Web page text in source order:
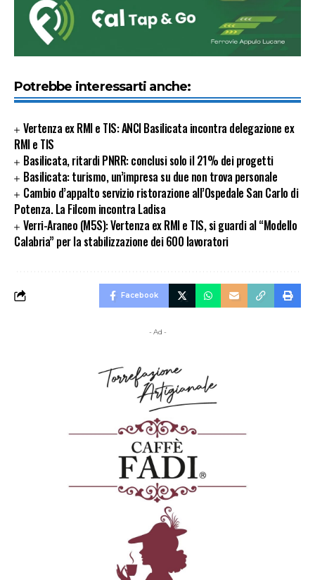
Potrebbe interessarti anche:
Vertenza ex RMI e TIS: ANCI Basilicata incontra delegazione ex
RMI e TIS
Basilicata, ritardi PNRR: conclusi solo il 21% dei progetti
Basilicata: turismo, un’impresa su due non trova personale
Cambio d’appalto servizio ristorazione all’Ospedale San Carlo di
Potenza. La Filcom incontra Ladisa
Verri-Araneo (M5S): Vertenza ex RMI e TIS, si guardi al “Modello
Calabria” per la stabilizzazione dei 600 lavoratori
Facebook
- Ad -